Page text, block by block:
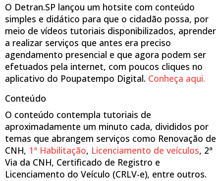
O Detran.SP lançou um hotsite com conteúdo
simples e didático para que o cidadão possa, por
meio de vídeos tutoriais disponibilizados, aprender
a realizar serviços que antes era preciso
agendamento presencial e que agora podem ser
efetuados pela internet, com poucos cliques no
aplicativo do Poupatempo Digital. Conheça aqui.
Conteúdo
O conteúdo contempla tutoriais de
aproximadamente um minuto cada, divididos por
temas que abrangem serviços como Renovação de
CNH, 1ª Habilitação, Licenciamento de veículos, 2ª
Via da CNH, Certificado de Registro e
Licenciamento do Veículo (CRLV-e), entre outros.